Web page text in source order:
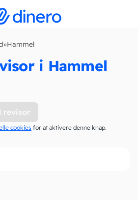
»Hammel
i Hammel
revisor
cookies for at aktivere denne knap.